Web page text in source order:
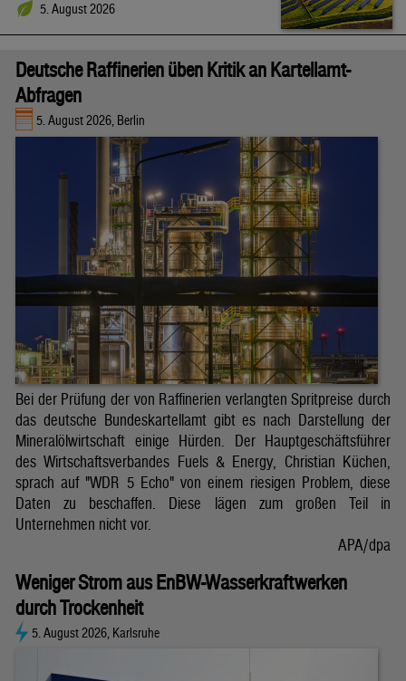
5. August 2026
Deutsche Raffinerien üben Kritik an Kartellamt-
Abfragen
5. August 2026, Berlin
Bei der Prüfung der von Raffinerien verlangten Spritpreise durch
das deutsche Bundeskartellamt gibt es nach Darstellung der
Mineralölwirtschaft einige Hürden. Der Hauptgeschäftsführer
des Wirtschaftsverbandes Fuels & Energy, Christian Küchen,
sprach auf "WDR 5 Echo" von einem riesigen Problem, diese
Daten zu beschaffen. Diese lägen zum großen Teil in
Unternehmen nicht vor.
APA/dpa
Weniger Strom aus EnBW-Wasserkraftwerken
durch Trockenheit
5. August 2026, Karlsruhe